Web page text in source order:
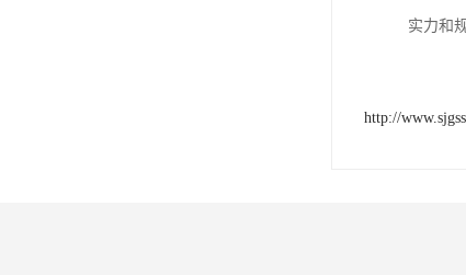
实力和
http://